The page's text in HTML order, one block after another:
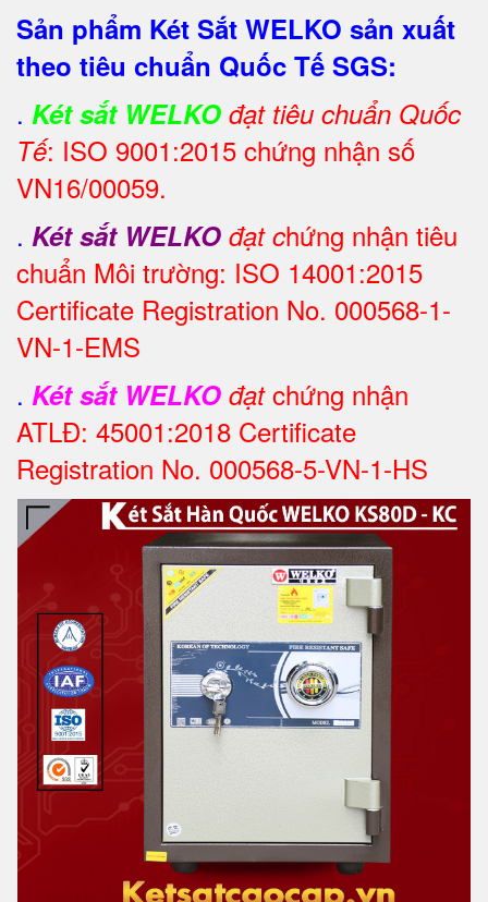
Sản phẩm Két Sắt WELKO sản xuất
theo tiêu chuẩn Quốc Tế SGS:
. Két sắt WELKO đạt tiêu chuẩn Quốc
Tế: ISO 9001:2015 chứng nhận số
VN16/00059.
. Két sắt WELKO đạt chứng nhận tiêu
chuẩn Môi trường: ISO 14001:2015
Certificate Registration No. 000568-1-
VN-1-EMS
. Két sắt WELKO đạtchứng nhận
ATLĐ: 45001:2018 Certificate
Registration No. 000568-5-VN-1-HS